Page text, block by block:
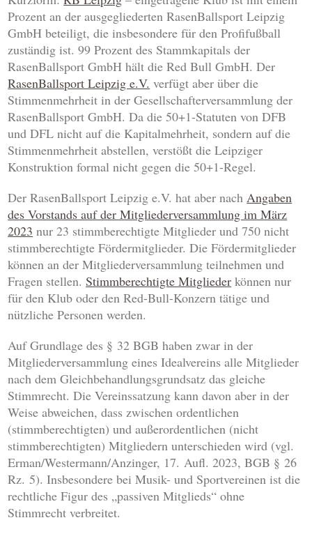
Prozent an der ausgegliederten RasenBallsport Leipzig
GmbH beteiligt, die insbesondere für den Profifußball
zuständig ist. 99 Prozent des Stammkapitals der
RasenBallsport GmbH hält die Red Bull GmbH. Der
RasenBallsport Leipzig e.V. verfügt aber über die
Stimmenmehrheit in der Gesellschafterversammlung der
RasenBallsport GmbH. Da die 50+1-Statuten von DFB
und DFL nicht auf die Kapitalmehrheit, sondern auf die
Stimmenmehrheit abstellen, verstößt die Leipziger
Konstruktion formal nicht gegen die 50+1-Regel.
Der RasenBallsport Leipzig e.V. hat aber nachAngaben
des Vorstands auf der Mitgliederversammlung im März
2023 nur 23 stimmberechtigte Mitglieder und 750 nicht
stimmberechtigte Fördermitglieder. Die Fördermitglieder
können an der Mitgliederversammlung teilnehmen und
Fragen stellen.Stimmberechtigte Mitglieder können nur
für den Klub oder den Red-Bull-Konzern tätige und
nützliche Personen werden.
Auf Grundlage des § 32 BGB haben zwar in der
Mitgliederversammlung eines Idealvereins alle Mitglieder
nach dem Gleichbehandlungsgrundsatz das gleiche
Stimmrecht. Die Vereinssatzung kann davon aber in der
Weise abweichen, dass zwischen ordentlichen
(stimmberechtigten) und außerordentlichen (nicht
stimmberechtigten) Mitgliedern unterschieden wird (vgl.
Erman/Westermann/Anzinger, 17. Aufl. 2023, BGB § 26
Rz. 5). Insbesondere bei Musik- und Sportvereinen ist die
rechtliche Figur des „passiven Mitglieds“ ohne
Stimmrecht verbreitet.